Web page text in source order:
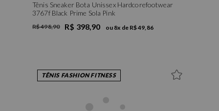
Tênis Sneaker Bota Unissex Hardcorefootwear
3767f Black Prime Sola Pink
R$ 498,90 R$ 398,90 ou 8x de R$ 49,86
TÊNIS FASHION FITNESS